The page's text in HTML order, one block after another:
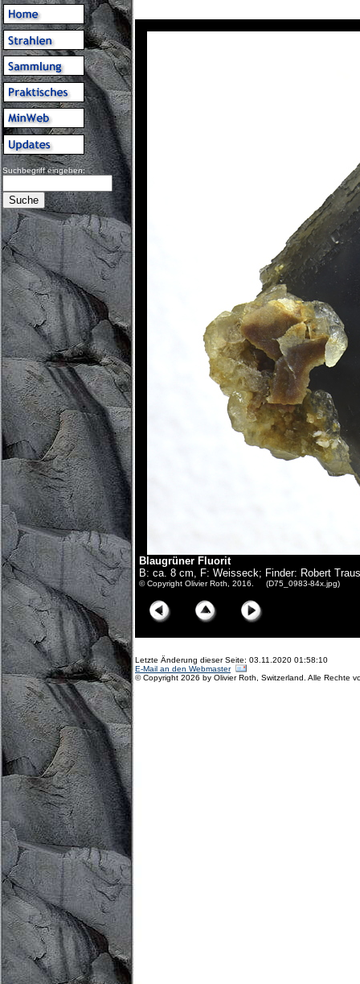
Suchbegriff eingeben:
Blaugrüner Fluorit
B: ca. 8 cm, F: Weisseck; Finder: Robert
© Copyright Olivier Roth, 2016. (D75_0983-84x.jpg)
Letzte Änderung dieser Seite: 03.11.2020 01:58:10
E-Mail an den Webmaster
© Copyright 2026 by Olivier Roth, Switzerland. Alle Rechte